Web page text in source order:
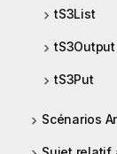
tS3List
tS3Output
tS3Put
Scénarios